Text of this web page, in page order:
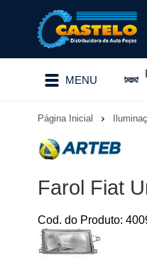
MENU
Página Inicial
Farol Fiat
Cod. do Produto: